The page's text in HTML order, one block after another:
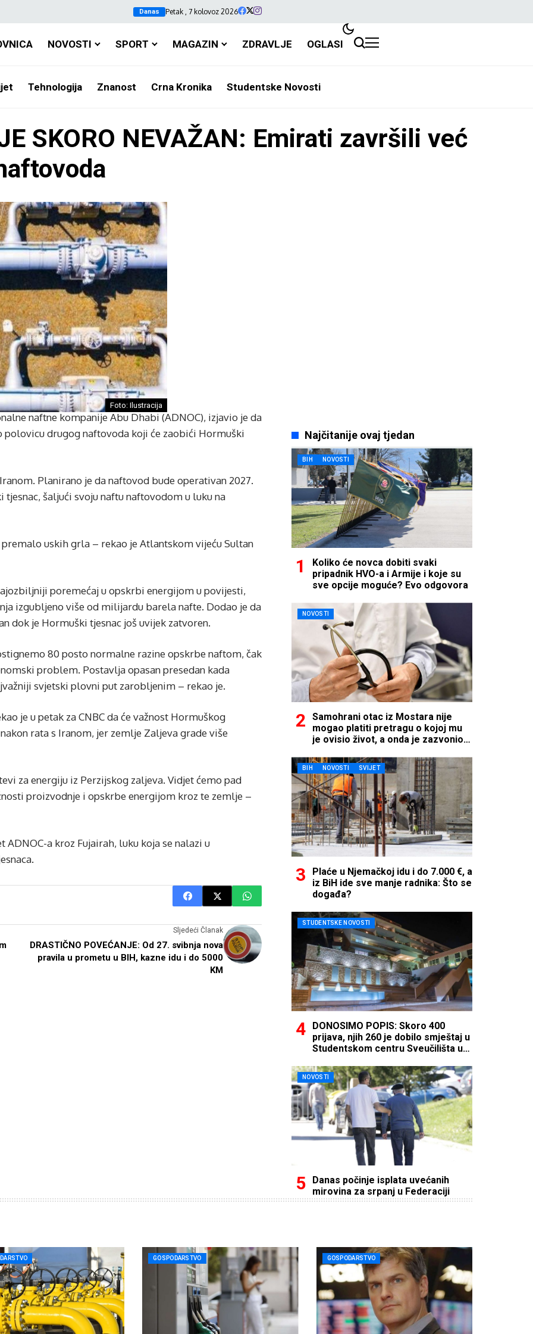
Danas Petak , 7 kolovoz 2026
NOVOSTI SPORT MAGAZIN ZDRAVLJE OGLASI
Tehnologija Znanost Crna Kronika Studentske Novosti
SKORO NEVAŽAN: Emirati završili već
Foto: Ilustracija
naftne kompanije Abu Dhabi (ADNOC), izjavio je da
drugog naftovoda koji će zaobići Hormuški
Planirano je da naftovod bude operativan 2027.
šaljući svoju naftu naftovodom u luku na
uskih grla – rekao je Atlantskom vijeću Sultan
poremećaj u opskrbi energijom u povijesti,
izgubljeno više od milijardu barela nafte. Dodao je da
dok je Hormuški tjesnac još uvijek zatvoren.
80 posto normalne razine opskrbe naftom, čak
problem. Postavlja opasan presedan kada
svjetski plovni put zarobljenim – rekao je.
je u petak za CNBC da će važnost Hormuškog
rata s Iranom, jer zemlje Zaljeva grade više
za energiju iz Perzijskog zaljeva. Vidjet ćemo pad
proizvodnje i opskrbe energijom kroz te zemlje –
a kroz Fujairah, luku koja se nalazi u
Sljedeći Članak
DRASTIČNO POVEĆANJE: Od 27. svibnja nova
pravila u prometu u BIH, kazne idu i do 5000
KM
Najčitanije ovaj tjedan
BIH NOVOSTI
Koliko će novca dobiti svaki
pripadnik HVO-a i Armije i koje su
sve opcije moguće? Evo odgovora
NOVOSTI
Samohrani otac iz Mostara nije
mogao platiti pretragu o kojoj mu
je ovisio život, a onda je zazvonio
BIH NOVOSTI SVIJET
Plaće u Njemačkoj idu i do 7.000 €, a
iz BiH ide sve manje radnika: Što se
događa?
STUDENTSKE NOVOSTI
DONOSIMO POPIS: Skoro 400
prijava, njih 260 je dobilo smještaj u
Studentskom centru Sveučilišta u
NOVOSTI
Danas počinje isplata uvećanih
mirovina za srpanj u Federaciji
GOSPODARSTVO GOSPODARSTVO